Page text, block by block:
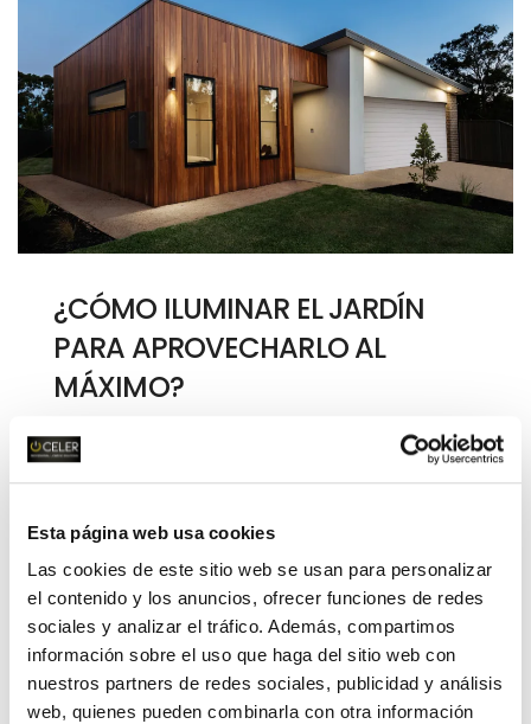
Esta página web usa cookies
Las cookies de este sitio web se usan para personalizar
el contenido y los anuncios, ofrecer funciones de redes
sociales y analizar el tráfico. Además, compartimos
información sobre el uso que haga del sitio web con
nuestros partners de redes sociales, publicidad y análisis
web, quienes pueden combinarla con otra información
¿CÓMO ILUMINAR EL JARDÍN
PARA APROVECHARLO AL
MÁXIMO?
CATEGORÍA: CONSEJOS PROFESIONALES
La iluminación del jardín es un elemento
esencial para que podamos sacarle
espacio durante todo el año. Además,
contribuye a la estética de la casa y es
fundamental para poder iluminar
correctamente accesos a la vivienda.